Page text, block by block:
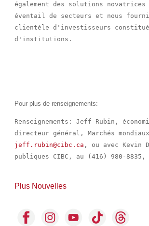
également des solutions
éventail de secteurs et nous
clientèle d'investisseurs
d'institutions.
Pour plus de renseignements:
Renseignements: Jeff Rubin,
jeff.rubin@cibc.ca , ou avec Kevin
publiques CIBC, au (416) 980-8835,
Plus Nouvelles